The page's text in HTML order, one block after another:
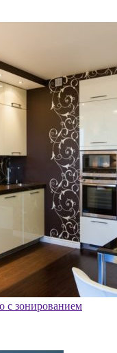
с зонированием